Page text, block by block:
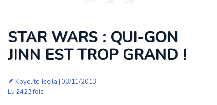
STAR WARS : QUI-GON
JINN EST TROP GRAND !
🪶 Koyolite Tseila | 03/11/2013
Lu 2423 fois